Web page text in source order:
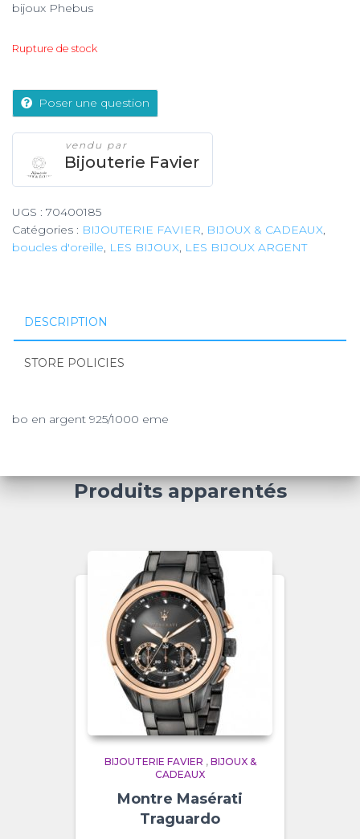
bijoux Phebus
Rupture de stock
Poser une question
vendu par
Bijouterie Favier
UGS : 70400185
Catégories : BIJOUTERIE FAVIER, BIJOUX & CADEAUX,
boucles d'oreille, LES BIJOUX, LES BIJOUX ARGENT
DESCRIPTION
STORE POLICIES
bo en argent 925/1000 eme
Produits apparentés
BIJOUTERIE FAVIER , BIJOUX &
CADEAUX
Montre Masérati
Traguardo